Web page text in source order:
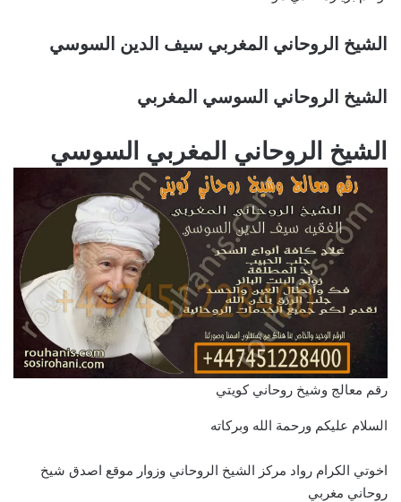
الشيخ الروحاني المغربي سيف الدين السوسي
الشيخ الروحاني السوسي المغربي
الشيخ الروحاني المغربي السوسي
رقم معالج وشيخ روحاني كويتي
السلام عليكم ورحمة الله وبركاته
اخوتي الكرام رواد مركز الشيخ الروحاني وزوار موقع اصدق شيخ
روحاني مغربي